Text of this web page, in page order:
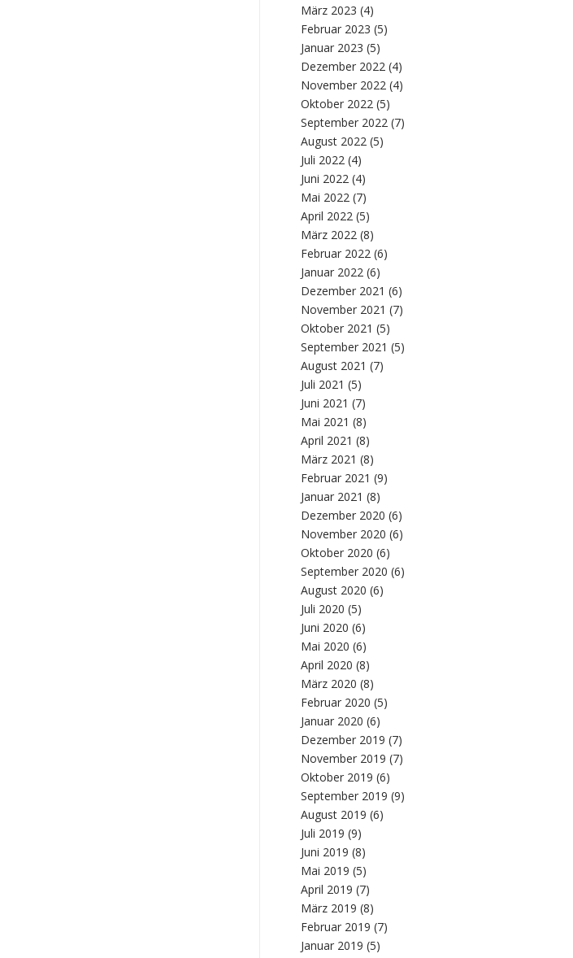
März 2023 (4)
Februar 2023 (5)
Januar 2023 (5)
Dezember 2022 (4)
November 2022 (4)
Oktober 2022 (5)
September 2022 (7)
August 2022 (5)
Juli 2022 (4)
Juni 2022 (4)
Mai 2022 (7)
April 2022 (5)
März 2022 (8)
Februar 2022 (6)
Januar 2022 (6)
Dezember 2021 (6)
November 2021 (7)
Oktober 2021 (5)
September 2021 (5)
August 2021 (7)
Juli 2021 (5)
Juni 2021 (7)
Mai 2021 (8)
April 2021 (8)
März 2021 (8)
Februar 2021 (9)
Januar 2021 (8)
Dezember 2020 (6)
November 2020 (6)
Oktober 2020 (6)
September 2020 (6)
August 2020 (6)
Juli 2020 (5)
Juni 2020 (6)
Mai 2020 (6)
April 2020 (8)
März 2020 (8)
Februar 2020 (5)
Januar 2020 (6)
Dezember 2019 (7)
November 2019 (7)
Oktober 2019 (6)
September 2019 (9)
August 2019 (6)
Juli 2019 (9)
Juni 2019 (8)
Mai 2019 (5)
April 2019 (7)
März 2019 (8)
Februar 2019 (7)
Januar 2019 (5)